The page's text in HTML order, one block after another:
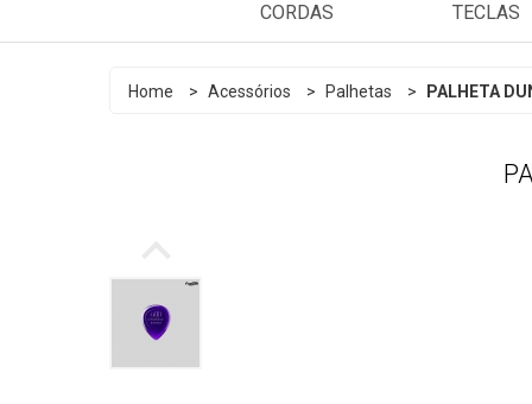
CORDAS
Violão
TECLAS
Arranjador
Home > Acessórios > Palhetas > PALHETA